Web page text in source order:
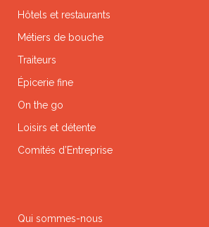
Hôtels et restaurants
Métiers de bouche
Traiteurs
Épicerie fine
On the go
Loisirs et détente
Comités d’Entreprise
Qui sommes-nous